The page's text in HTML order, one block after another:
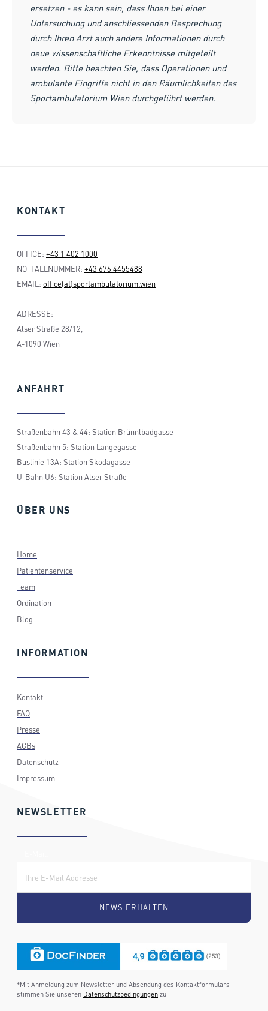
ersetzen - es kann sein, dass Ihnen bei einer
Untersuchung und anschliessenden Besprechung
durch Ihren Arzt auch andere Informationen durch
neue wissenschaftliche Erkenntnisse mitgeteilt
werden. Bitte beachten Sie, dass Operationen und
ambulante Eingriffe nicht in den Räumlichkeiten des
Sportambulatorium Wien durchgeführt werden.
KONTAKT
OFFICE: +43 1 402 1000
NOTFALLNUMMER: +43 676 4455488
EMAIL: office(at)sportambulatorium.wien
ADRESSE:
Alser Straße 28/12,
A-1090 Wien
ANFAHRT
Straßenbahn 43 & 44: Station Brünnlbadgasse
Straßenbahn 5: Station Langegasse
Buslinie 13A: Station Skodagasse
U-Bahn U6: Station Alser Straße
ÜBER UNS
Home
Patientenservice
Team
Ordination
Blog
INFORMATION
Kontakt
FAQ
Presse
AGBs
Datenschutz
Impressum
NEWSLETTER
*Mit Anmeldung zum Newsletter und Absendung des Kontaktformulars
stimmen Sie unseren Datenschutzbedingungen zu